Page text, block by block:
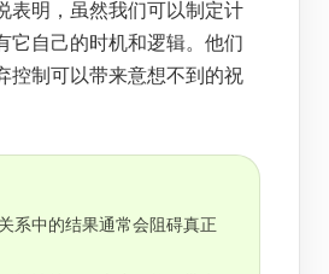
表明，虽然我们可以制定计
它自己的时机和逻辑。他们
控制可以带来意想不到的祝
系中的结果通常会阻碍真正